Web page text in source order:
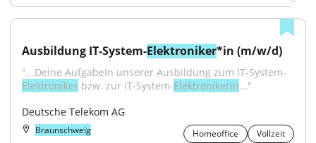
Ausbildung IT-System-Elektroniker*in (m/w/d)
"...Deine AufgabeIn unserer Ausbildung zum IT-System-
Elektroniker bzw. zur IT-System-Elektronikerin..."
Deutsche Telekom AG
Braunschweig Homeoffice
Vollzeit